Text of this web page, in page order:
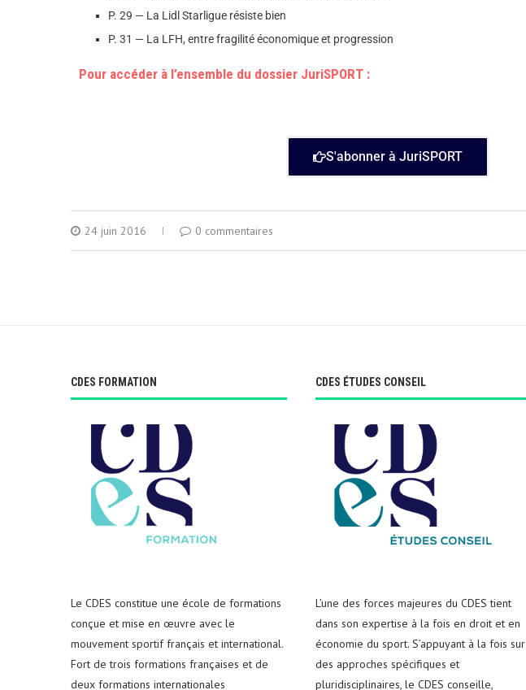
P. 29 — La Lidl Starligue résiste bien
P. 31 — La LFH, entre fragilité économique et progression
Pour accéder à l’ensemble du dossier JuriSPORT :
S'abonner à JuriSPORT
24 juin 2016 0 commentaires
CDES FORMATION
Le CDES constitue une école de formations
conçue et mise en œuvre avec le
mouvement sportif français et international.
Fort de trois formations françaises et de
deux formations internationales
CDES ÉTUDES CONSEIL
L’une des forces majeures du CDES tient
dans son expertise à la fois en droit et en
économie du sport. S’appuyant à la fois sur
des approches spécifiques et
pluridisciplinaires, le CDES conseille,